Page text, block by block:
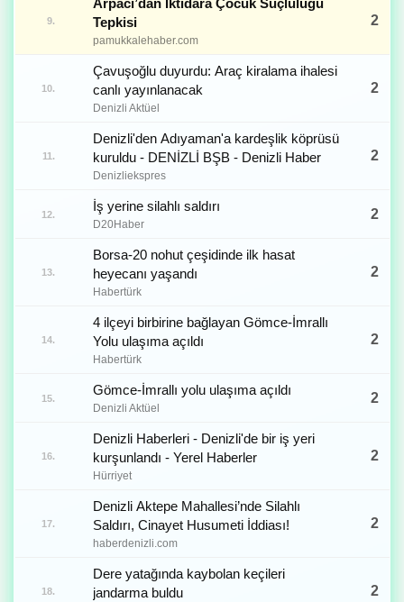
9.
Arpacı’dan İktidara Çocuk Suçluluğu
Tepkisi
pamukkalehaber.com
2
10.
Çavuşoğlu duyurdu: Araç kiralama ihalesi
canlı yayınlanacak
Denizli Aktüel
2
11.
Denizli'den Adıyaman'a kardeşlik köprüsü
kuruldu - DENİZLİ BŞB - Denizli Haber
Denizliekspres
2
12.
İş yerine silahlı saldırı
D20Haber
2
13.
Borsa-20 nohut çeşidinde ilk hasat
heyecanı yaşandı
Habertürk
2
14.
4 ilçeyi birbirine bağlayan Gömce-İmrallı
Yolu ulaşıma açıldı
Habertürk
2
15.
Gömce-İmrallı yolu ulaşıma açıldı
Denizli Aktüel
2
16.
Denizli Haberleri - Denizli'de bir iş yeri
kurşunlandı - Yerel Haberler
Hürriyet
2
17.
Denizli Aktepe Mahallesi’nde Silahlı
Saldırı, Cinayet Husumeti İddiası!
haberdenizli.com
2
18.
Dere yatağında kaybolan keçileri
jandarma buldu
2